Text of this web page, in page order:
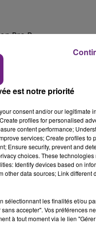
FM
Pro B.
DE REIMS FERME
du centre-ville
est contraint de
est notre priorité
consent and/or our legitimate
profiles for personalised
content performance;
services; Create profiles to
Ensure security, prevent and
choices. These
Identify devices based on
data sources; Link different
sélectionnant les finalités et/ou
accepter". Vos préférences
à tout moment via le lien